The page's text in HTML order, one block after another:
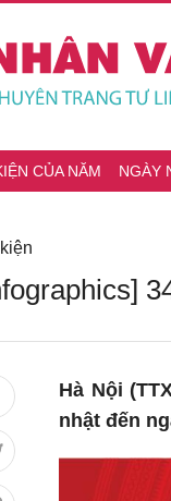
CỦA NĂM NGÀY
Hà Nội
nhật đến